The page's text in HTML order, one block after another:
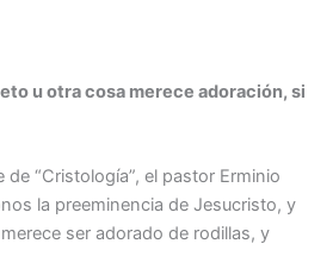
u otra cosa merece adoración, si
de “Cristología”, el pastor Erminio
la preeminencia de Jesucristo, y
ser adorado de rodillas, y